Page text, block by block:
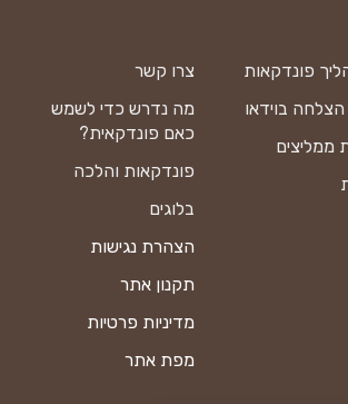
צרו קשר
מה נדרש כדי לשמש
כאם פונדקאית?
פונדקאות והלכה
בלוגים
הצהרת נגישות
תקנון אתר
מדיניות פרטיות
מפת אתר
פונדקאות
הצלחה בוידאו
ממליצים